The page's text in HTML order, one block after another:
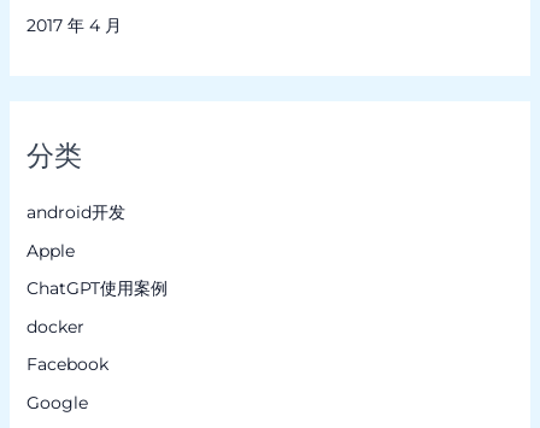
2017 年 4 月
分类
android开发
Apple
ChatGPT使用案例
docker
Facebook
Google